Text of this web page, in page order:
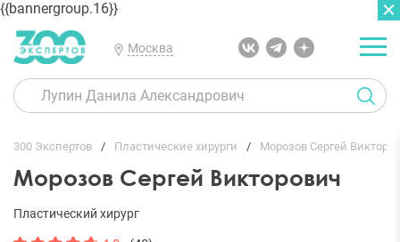
{{bannergroup.16}}
Москва
300 Экспертов Пластические хирурги Морозов Сергей
Морозов Сергей Викторович
Пластический хирург
ГЛАВНАЯ ОТЗЫВЫ